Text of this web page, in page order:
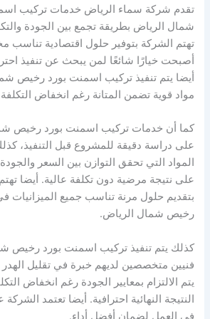
تقدم شركة سماء الرياض خدمات تركيب
شمال الرياض بطريقة تجمع بين الجودة
تهتم الشركة بتوفير حلول اقتصادية تناسب
أصبحت خيارًا شائعًا لمن يبحث عن تنفيذ
أيضا يتم تنفيذ تركيب اسمنت بورد رخيص
مواد قوية تضمن المتانة رغم انخفاض
كما أن خدمات تركيب اسمنت بورد رخيص
على دراسة دقيقة للمشروع قبل التنفيذ،
المواد التي تحقق التوازن بين السعر
على نتيجة مرضية دون تكلفة عالية. أيضا
بتقديم حلول مرنة تناسب جميع
رخيص شمال الرياض.
كذلك يتم تنفيذ تركيب اسمنت بورد رخيص
فنيين متخصصين لديهم خبرة في تقليل الهدر
يتم الالتزام بمعايير الجودة رغم انخفاض
النتيجة النهائية احترافية. أيضا تعتمد
في العمل لضمان أفضل أداء.